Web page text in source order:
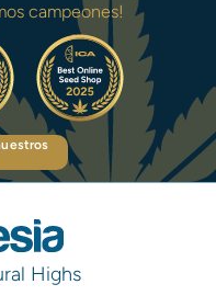
campeones!
Highs